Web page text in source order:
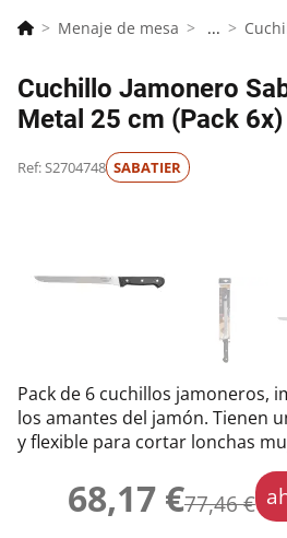
Menaje de mesa ...
Cuchillo Jamonero
Metal 25 cm (Pack 6x)
Ref: S2704748 SABATIER
Pack de 6 cuchillos jamoneros,
los amantes del jamón. Tienen
y flexible para cortar lonchas
68,17 €77,46 €